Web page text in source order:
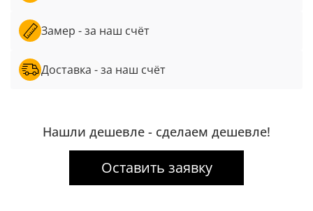
Замер - за наш счёт
Доставка - за наш счёт
Нашли дешевле - сделаем дешевле!
Оставить заявку